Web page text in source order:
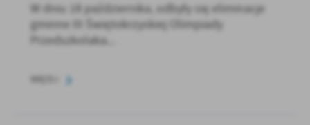
W dniu 18 października, odbyły się eliminacje
gminne III Świętokrzyskiej Olimpiady
Przedszkolaka...